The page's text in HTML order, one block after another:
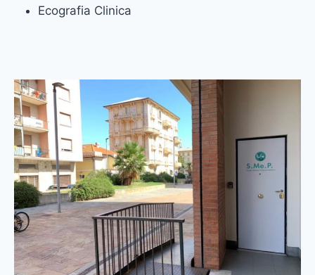
Ecografia Clinica